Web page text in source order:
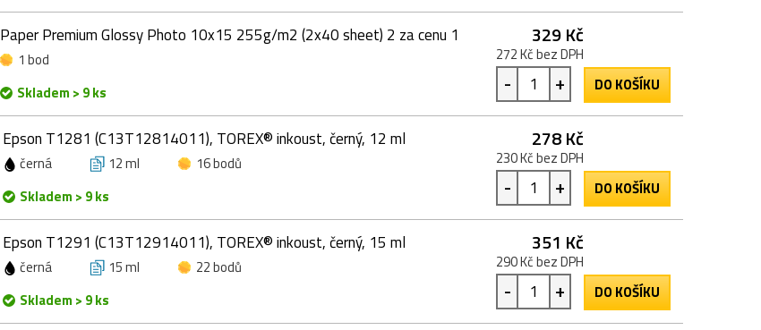
Paper Premium Glossy Photo 10x15 255g/m2 (2x40 sheet) 2 za cenu 1
1 bod
Skladem > 9 ks
329 Kč
272 Kč bez DPH
- + DO KOŠÍKU
Epson T1281 (C13T12814011), TOREX® inkoust, černý, 12 ml
černá 12 ml
16 bodů
Skladem > 9 ks
278 Kč
230 Kč bez DPH
- + DO KOŠÍKU
Epson T1291 (C13T12914011), TOREX® inkoust, černý, 15 ml
černá 15 ml
22 bodů
Skladem > 9 ks
351 Kč
290 Kč bez DPH
- + DO KOŠÍKU